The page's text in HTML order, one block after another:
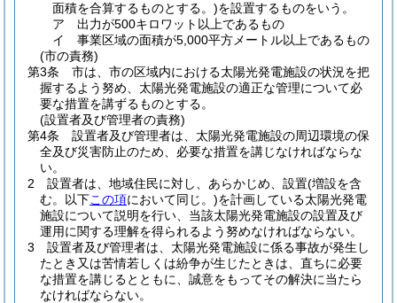
面積を合算するものとする。)を設置するものをいう。
ア
出力が500キロワット以上であるもの
イ
事業区域の面積が5,000平方メートル以上であるもの
(市の責務)
第3条
市は、市の区域内における太陽光発電施設の状況を把
握するよう努め、太陽光発電施設の適正な管理について必
要な措置を講ずるものとする。
(設置者及び管理者の責務)
第4条
設置者及び管理者は、太陽光発電施設の周辺環境の保
全及び災害防止のため、必要な措置を講じなければならな
い。
2
設置者は、地域住民に対し、あらかじめ、設置(増設を含
む。以下この項において同じ。)を計画している太陽光発電
施設について説明を行い、当該太陽光発電施設の設置及び
運用に関する理解を得られるよう努めなければならない。
3
設置者及び管理者は、太陽光発電施設に係る事故が発生し
たとき又は苦情若しくは紛争が生じたときは、直ちに必要
な措置を講じるとともに、誠意をもってその解決に当たら
なければならない。